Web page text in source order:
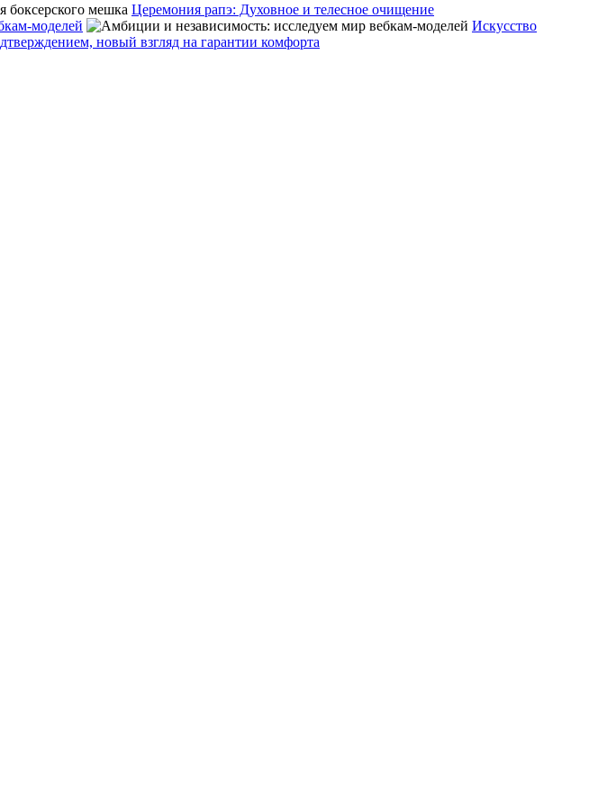
Церемония рапэ: Духовное и телесное очищение
моделей
Искусство
новый взгляд на гарантии комфорта